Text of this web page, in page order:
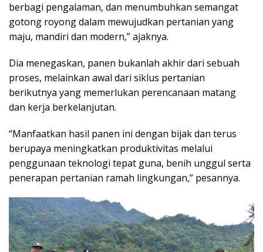
berbagi pengalaman, dan menumbuhkan semangat
gotong royong dalam mewujudkan pertanian yang
maju, mandiri dan modern,” ajaknya.
Dia menegaskan, panen bukanlah akhir dari sebuah
proses, melainkan awal dari siklus pertanian
berikutnya yang memerlukan perencanaan matang
dan kerja berkelanjutan.
“Manfaatkan hasil panen ini dengan bijak dan terus
berupaya meningkatkan produktivitas melalui
penggunaan teknologi tepat guna, benih unggul serta
penerapan pertanian ramah lingkungan,” pesannya.